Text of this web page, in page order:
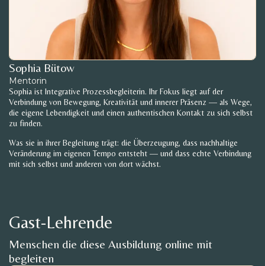
Sophia Bütow
Mentorin
Sophia ist Integrative Prozessbegleiterin. Ihr Fokus liegt auf der
Verbindung von Bewegung, Kreativität und innerer Präsenz — als Wege,
die eigene Lebendigkeit und einen authentischen Kontakt zu sich selbst
zu finden.
Was sie in ihrer Begleitung trägt: die Überzeugung, dass nachhaltige
Veränderung im eigenen Tempo entsteht — und dass echte Verbindung
mit sich selbst und anderen von dort wächst.
Gast-Lehrende
Menschen die diese Ausbildung online mit
begleiten